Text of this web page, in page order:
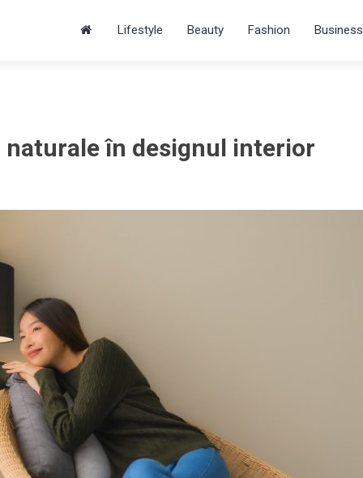
Lifestyle Beauty Fashion Business
în designul interior